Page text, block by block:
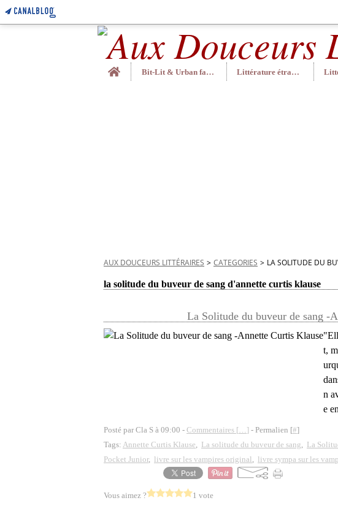
Home
Bit-Lit & Urban fantasy Littérature étrangère
AUX DOUCEURS LITTÉRAIRES > CATEGORIES > LA SOLITUDE DU
la solitude du buveur de sang d'annette curtis klause
La Solitude du buveur de sang -
t,
n
e
Posté par Cla S à 09:00 - Commentaires […] - Permalien [#]
Tags: Annette Curtis Klause, La solitude du buveur de sang, La
Pocket Junior, livre sur les vampires original, livre sympa sur les
Vous aimez ? 1 vote